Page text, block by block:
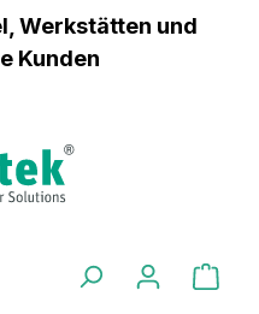
Werkstätten und
Kunden